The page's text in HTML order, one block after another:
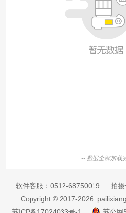
-- 数据全部加载
软件客服： 0512-68750019 拍摄
Copyright © 2017-2026
苏ICP备17024033号-1
苏公网